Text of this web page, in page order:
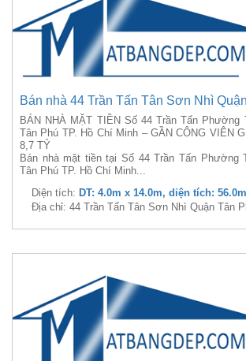
Bán nhà 44 Trần Tấn Tân Sơn Nhì
BÁN NHÀ MẶT TIỀN Số 44 Trần Tấn Phường
Tân Phú TP. Hồ Chí Minh – GẦN CÔNG VIÊN
8,7 TỶ
Bán nhà mặt tiền tại Số 44 Trần Tấn Phường
Tân Phú TP. Hồ Chí Minh...
Diện tích: DT: 4.0m x 14.0m, diện tích:
Địa chỉ: 44 Trần Tấn Tân Sơn Nhì Quận Tân